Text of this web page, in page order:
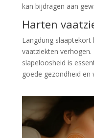
kan bijdragen aan
Harten
Langdurig
vaatziekten verhogen.
slapeloosheid is
goede gezondheid en